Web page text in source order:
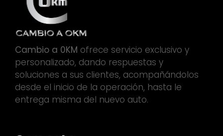
Cambio a 0KM ofrece servicio exclusivo y
personalizado, dando respuestas y
soluciones a sus clientes, acompañándolos
desde el inicio de la operación, hasta le
entrega misma del nuevo auto.